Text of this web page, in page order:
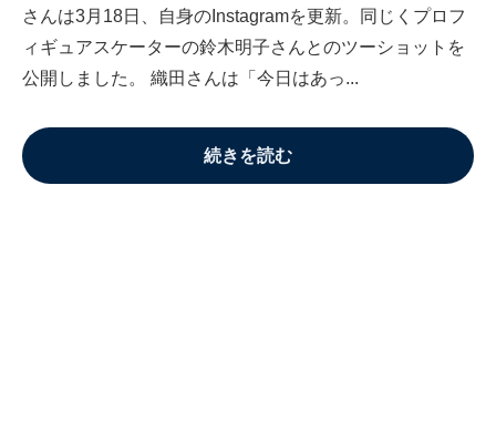
さんは3月18日、自身のInstagramを更新。同じくプロフ
ィギュアスケーターの鈴木明子さんとのツーショットを
公開しました。 織田さんは「今日はあっ...
続きを読む